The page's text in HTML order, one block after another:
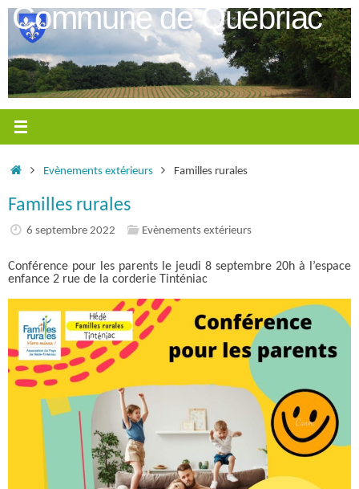
Passer
contenu
Commune de Québriac
AccueilEvènements extérieurs Familles rurales
Familles rurales
6 septembre 2022 Evènements extérieurs
Conférence pour les parents le jeudi 8 septembre 20h à l’espace
enfance 2 rue de la corderie Tinténiac